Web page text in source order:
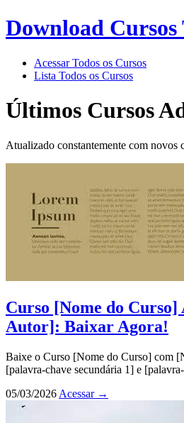
Download
Acessar Todos os Cursos
Lista Todos os Cursos
Últimos Cursos
Atualizado constantemente com novos
Curso [Nome do
Autor]: Baixar Agora!
Baixe o Curso [Nome do Curso] com
[palavra-chave secundária 1] e
05/03/2026 Acessar →